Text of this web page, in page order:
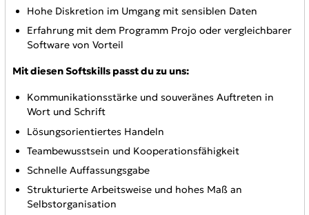
Hohe Diskretion im Umgang mit sensiblen Daten
Erfahrung mit dem Programm Projo oder vergleichbarer
Software von Vorteil
Mit diesen Softskills passt du zu uns:
Kommunikationsstärke und souveränes Auftreten in
Wort und Schrift
Lösungsorientiertes Handeln
Teambewusstsein und Kooperationsfähigkeit
Schnelle Auffassungsgabe
Strukturierte Arbeitsweise und hohes Maß an
Selbstorganisation